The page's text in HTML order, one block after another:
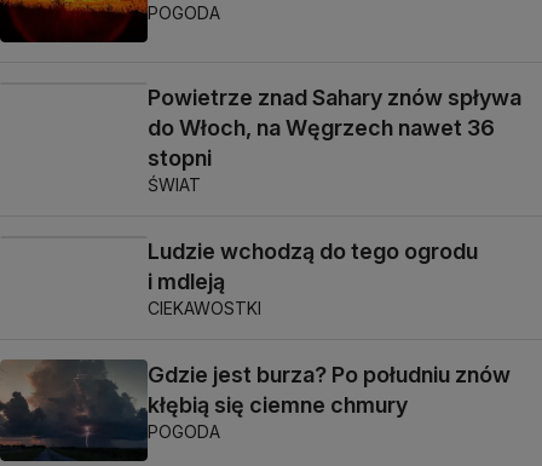
POGODA
Powietrze znad Sahary znów spływa
do Włoch, na Węgrzech nawet 36
stopni
ŚWIAT
Ludzie wchodzą do tego ogrodu
i mdleją
CIEKAWOSTKI
Gdzie jest burza? Po południu znów
kłębią się ciemne chmury
POGODA